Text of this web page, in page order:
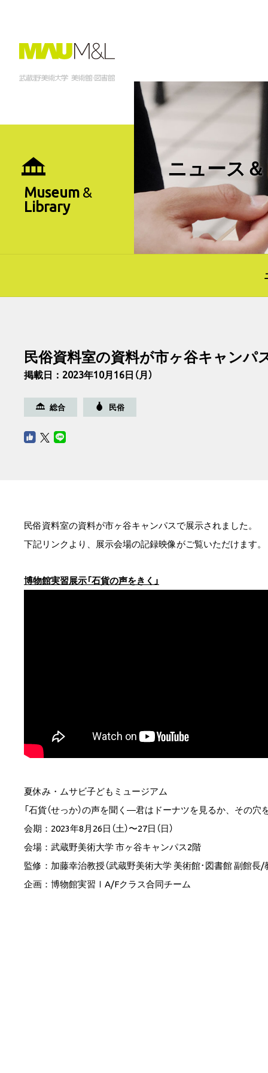
Museum&
Library
ニュース
民俗資料室の資料が市ヶ谷キャンパ
掲載日：2023年10月16日（月）
総合 民俗
民俗資料室の資料が市ヶ谷キャンパスで展示されました。
下記リンクより、展示会場の記録映像がご覧いただけます。
博物館実習展示「石貨の声をきく」
夏休み・ムサビ子どもミュージアム
「石貨（せっか）の声を聞く―君はドーナツを見るか、その穴
会期：2023年8月26日（土）〜27日（日）
会場：武蔵野美術大学 市ヶ谷キャンパス2階
監修：加藤幸治教授（武蔵野美術大学 美術館･図書館 副館長/
企画：博物館実習ⅠA/Fクラス合同チーム